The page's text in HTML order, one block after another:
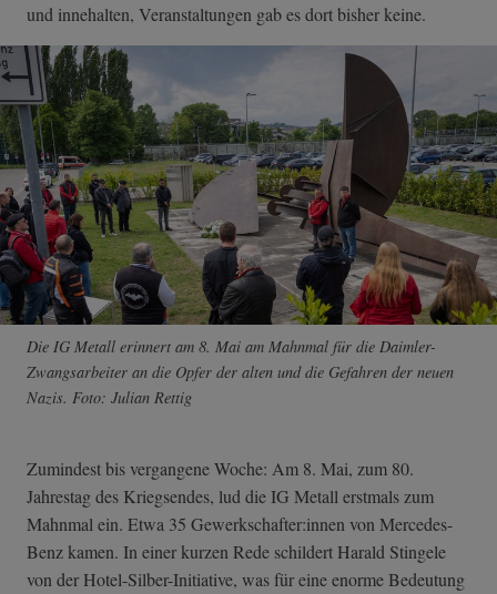
und innehalten, Veranstaltungen gab es dort bisher keine.
Die IG Metall erinnert am 8. Mai am Mahnmal für die Daimler-
Zwangsarbeiter an die Opfer der alten und die Gefahren der neuen
Nazis. Foto: Julian Rettig
Zumindest bis vergangene Woche: Am 8. Mai, zum 80.
Jahrestag des Kriegsendes, lud die IG Metall erstmals zum
Mahnmal ein. Etwa 35 Gewerkschafter:innen von Mercedes-
Benz kamen. In einer kurzen Rede schildert Harald Stingele
von der Hotel-Silber-Initiative, was für eine enorme Bedeutung